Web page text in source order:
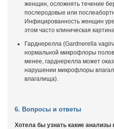
женщин, осложнять течение
послеродовые или
Инфицированность женщин
этом часто клиническая
Гарднерелла (Gardnerella
нормальной микрофлоры
менее, гарднерелла может
нарушении микрофлоры
влагалища).
6. Вопросы и ответы
Хотела бы узнать какие